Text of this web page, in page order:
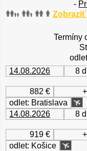
-
Zobraziť
Termíny
14.08.2026
8
882 €
odlet: Bratislava
14.08.2026
8
919 €
odlet: Košice